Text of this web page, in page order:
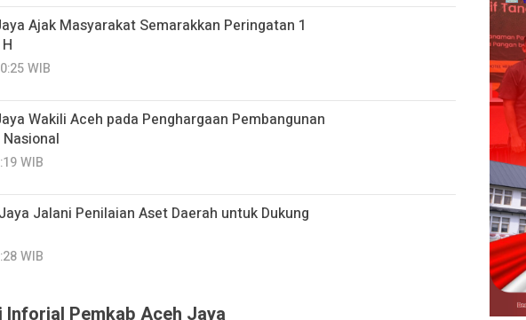
Ajak Masyarakat Semarakkan Peringatan 1
WIB
Wakili Aceh pada Penghargaan Pembangunan
WIB
Jalani Penilaian Aset Daerah untuk Dukung
WIB
Inforial Pemkab Aceh Jaya